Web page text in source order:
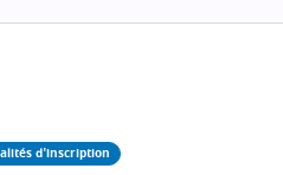
d'inscription